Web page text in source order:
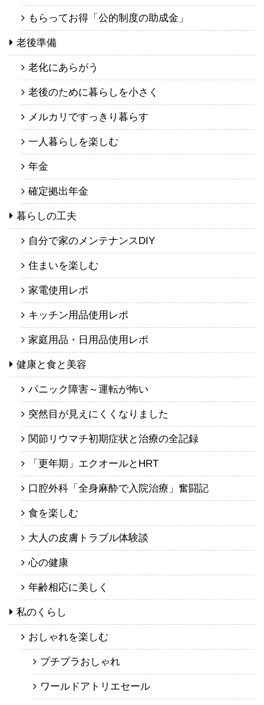
もらってお得「公的制度の助成金」
老後準備
老化にあらがう
老後のために暮らしを小さく
メルカリですっきり暮らす
一人暮らしを楽しむ
年金
確定拠出年金
暮らしの工夫
自分で家のメンテナンスDIY
住まいを楽しむ
家電使用レポ
キッチン用品使用レポ
家庭用品・日用品使用レポ
健康と食と美容
パニック障害～運転が怖い
突然目が見えにくくなりました
関節リウマチ初期症状と治療の全記録
「更年期」エクオールとHRT
口腔外科「全身麻酔で入院治療」奮闘記
食を楽しむ
大人の皮膚トラブル体験談
心の健康
年齢相応に美しく
私のくらし
おしゃれを楽しむ
プチプラおしゃれ
ワールドアトリエセール